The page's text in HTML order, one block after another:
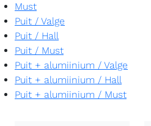
Must
Puit / Valge
Puit / Hall
Puit / Must
Puit + alumiinium / Valge
Puit + alumiinium / Hall
Puit + alumiinium / Must